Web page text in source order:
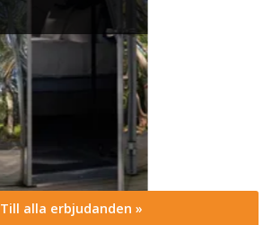
Till alla erbjudanden »